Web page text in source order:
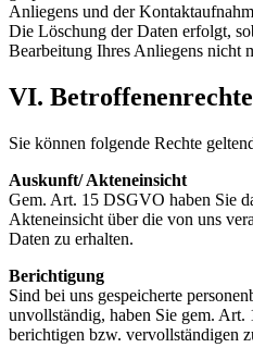
Anliegens und der
Die Löschung der Daten erfolgt,
Bearbeitung Ihres Anliegens nicht
VI. Betroffenenrechte
Sie können folgende Rechte
Auskunft/ Akteneinsicht
Gem. Art. 15 DSGVO haben Sie
Akteneinsicht über die von uns
Daten zu erhalten.
Berichtigung
Sind bei uns gespeicherte
unvollständig, haben Sie gem.
berichtigen bzw. vervollständigen